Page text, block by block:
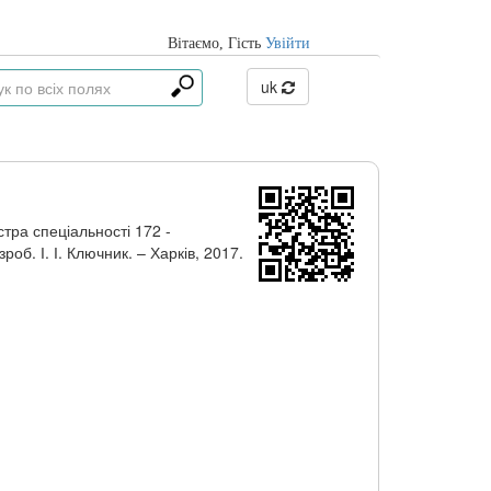
Вітаємо, Гiсть Увійти
uk
спеціальності 172 -
І. І. Ключник. – Харків, 2017.